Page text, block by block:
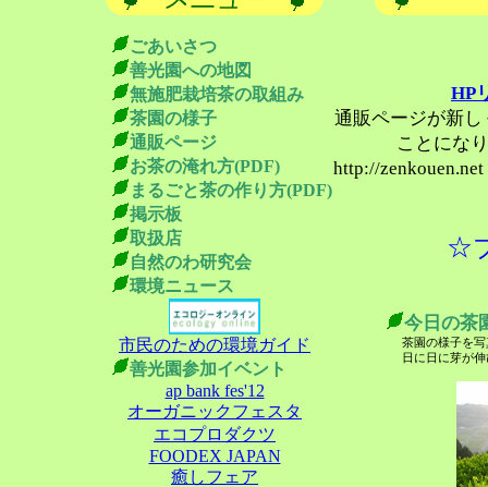
ごあいさつ
善光園への地図
無施肥栽培茶の取組み
茶園の様子
通販ページ
お茶の淹れ方(PDF)
まるごと茶の作り方(PDF)
掲示板
取扱店
自然のわ研究会
環境ニュース
市民のための環境ガイド
善光園参加イベント
ap bank fes'12
オーガニックフェスタ
エコプロダクツ
FOODEX JAPAN
癒しフェア
HP
通販ページが新
ことにな
http://
☆
今日の茶
茶園の様子を
日に日に芽が